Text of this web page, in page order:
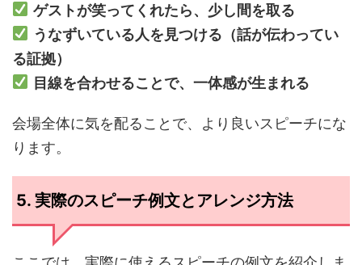
ゲストが笑ってくれたら、少し間を取る
うなずいている人を見つける（話が伝わってい
る証拠）
目線を合わせることで、一体感が生まれる
会場全体に気を配ることで、より良いスピーチにな
ります。
5. 実際のスピーチ例文とアレンジ方法